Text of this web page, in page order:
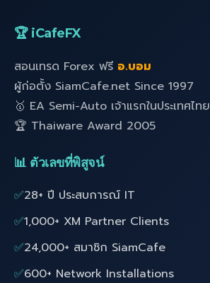
🏆 iCafeFX
สอนเทรด Forex ฟรี อ.บอม
ผู้ก่อตั้ง SiamCafe.net Since 1997
🥇 EA Semi-Auto เจ้าแรกในประเทศไทย
🏆 Thaiware Award 2005
📊 ตัวเลขที่พิสูจน์
✅28+ ปี ประสบการณ์ IT
✅1,000+ XM Partner Clients
✅24,000+ สมาชิก SiamCafe
✅600+ Network Installations